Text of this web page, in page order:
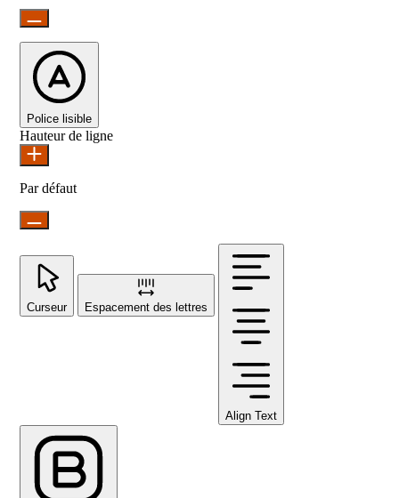
Police lisible
Hauteur de ligne
Par défaut
Curseur Espacement des lettres
Align Text